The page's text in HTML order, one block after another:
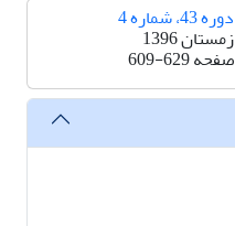
دوره 43، شماره 4
زمستان 1396
صفحه609-629